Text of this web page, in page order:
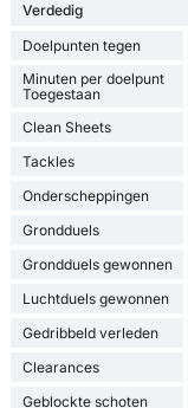
Verdedig
Doelpunten tegen
Minuten per doelpunt
Toegestaan
Clean Sheets
Tackles
Onderscheppingen
Grondduels
Grondduels gewonnen
Luchtduels gewonnen
Gedribbeld verleden
Clearances
Geblockte schoten